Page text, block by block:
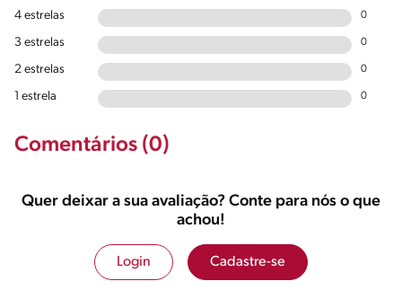
4 estrelas 0
3 estrelas 0
2 estrelas 0
1 estrela 0
Comentários (0)
Quer deixar a sua avaliação? Conte para nós o que
achou!
Login Cadastre-se